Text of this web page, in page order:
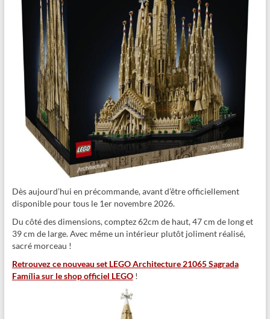
Dès aujourd’hui en précommande, avant d’être officiellement
disponible pour tous le 1er novembre 2026.
Du côté des dimensions, comptez 62cm de haut, 47 cm de long et
39 cm de large. Avec même un intérieur plutôt joliment réalisé,
sacré morceau !
Retrouvez ce nouveau set LEGO Architecture 21065 Sagrada
Família sur le shop officiel LEGO!